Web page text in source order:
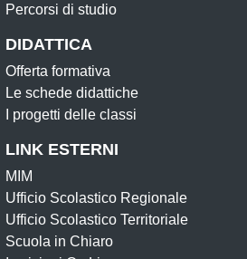
Percorsi di studio
DIDATTICA
Offerta formativa
Le schede didattiche
I progetti delle classi
LINK ESTERNI
MIM
Ufficio Scolastico Regionale
Ufficio Scolastico Territoriale
Scuola in Chiaro